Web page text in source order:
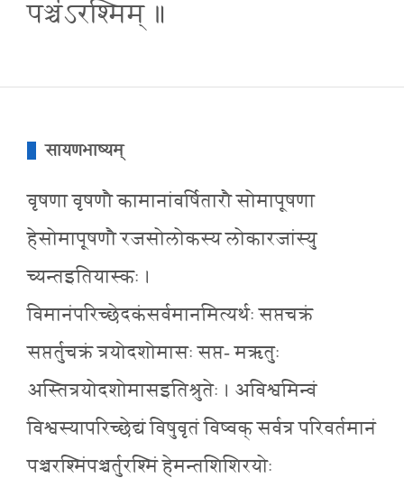
पञ्च॑ऽरश्मिम् ॥
सायणभाष्यम्
वृषणा वृषणौ कामानांवर्षितारौ सोमापूषणा
हेसोमापूषणौ रजसोलोकस्य लोकारजांस्यु
च्यन्तइतियास्कः ।
विमानंपरिच्छेदकंसर्वमानमित्यर्थः सप्तचक्रं
सप्तर्तुचक्रं त्रयोदशोमासः सप्त- मऋतुः
अस्तित्रयोदशोमासइतिश्रुतेः । अविश्वमिन्वं
विश्वस्यापरिच्छेद्यं विषुवृतं विष्वक् सर्वत्र परिवर्तमानं
पञ्चरश्मिंपञ्चर्तुरश्मिं हेमन्तशिशिरयोः